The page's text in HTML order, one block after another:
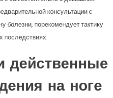
консультации с
болезни, порекомендует тактику
последствиях.
действенные
на ноге